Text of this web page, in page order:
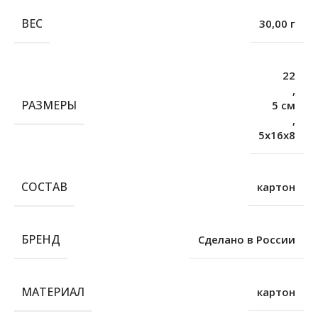
ВЕС 30,00 г
РАЗМЕРЫ
22
,
5 см
,
5х16х8
СОСТАВ картон
БРЕНД Сделано в России
МАТЕРИАЛ картон